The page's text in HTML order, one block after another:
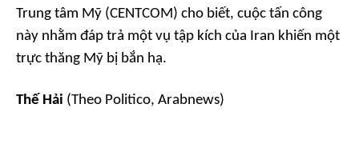
Trung tâm Mỹ (CENTCOM) cho biết, cuộc tấn công
này nhằm đáp trả một vụ tập kích của Iran khiến một
trực thăng Mỹ bị bắn hạ.
Thế Hải (Theo Politico, Arabnews)